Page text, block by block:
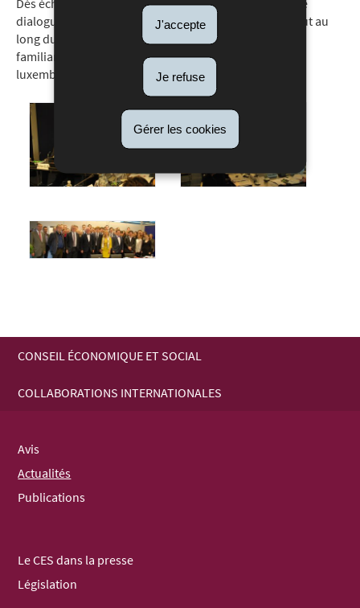
J'accepte
Je refuse
Gérer les cookies
Dés échanges de vues sur le rôle du Conseil d'Etat et le
dialogue social et ses multiples facettes ont eu lieu tout au
long du séminaire, ce qui a permis aux étudiants de se
familiariser avec les institutions et le modèle social
luxembourgeois.
MENU
NAVIGATION
CONSEIL ÉCONOMIQUE ET SOCIAL
COLLABORATIONS INTERNATIONALES
Avis
Actualités
Publications
Le CES dans la presse
Législation